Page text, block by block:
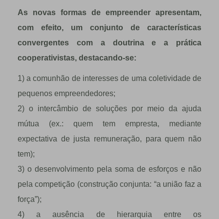
As novas formas de empreender apresentam,
com efeito, um conjunto de características
convergentes com a doutrina e a prática
cooperativistas, destacando-se:
1) a comunhão de interesses de uma coletividade de
pequenos empreendedores;
2) o intercâmbio de soluções por meio da ajuda
mútua (ex.: quem tem empresta, mediante
expectativa de justa remuneração, para quem não
tem);
3) o desenvolvimento pela soma de esforços e não
pela competição (construção conjunta: “a união faz a
força”);
4) a ausência de hierarquia entre os